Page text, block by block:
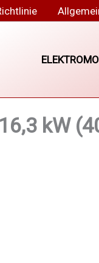
kW